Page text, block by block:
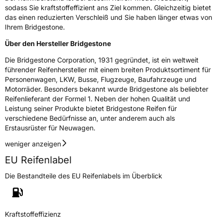
Rollgeräusch (Klasse)B
Rollgeräusch (dB)
FahrzeugklasseC1
3PMSF / Schneeflockensymbol / Alpine-SymbolNein
EisgripNein
EPREL ID382527
Allgemeine Produktsicherheit (GPSR)
HerstellerkontaktBRIDGESTONE EU NV/SA, Via del Fosso del
Salceto 13/15 00128 Rome Italien,
market.surveillance@bridgestone.eu
sodass Sie kraftstoffeffizient ans Ziel kommen. Gleichzeitig bietet
das einen reduzierten Verschleiß und Sie haben länger etwas von
Ihrem Bridgestone.
Über den Hersteller Bridgestone
Die Bridgestone Corporation, 1931 gegründet, ist ein weltweit
führender Reifenhersteller mit einem breiten Produktsortiment für
Personenwagen, LKW, Busse, Flugzeuge, Baufahrzeuge und
Motorräder. Besonders bekannt wurde Bridgestone als beliebter
Reifenlieferant der Formel 1. Neben der hohen Qualität und
Leistung seiner Produkte bietet Bridgestone Reifen für
verschiedene Bedürfnisse an, unter anderem auch als
Erstausrüster für Neuwagen.
weniger anzeigen
EU Reifenlabel
Die Bestandteile des EU Reifenlabels im Überblick
Kraftstoffeffizienz